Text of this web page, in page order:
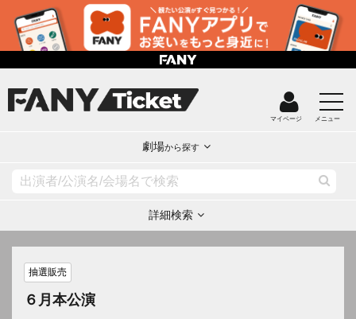
マイページ メニュー
劇場から探す
詳細検索
抽選販売
６月本公演